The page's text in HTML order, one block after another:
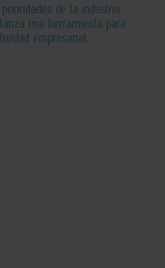
de la industria
una herramienta para
empresarial